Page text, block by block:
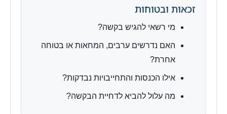
זכאות ובטוחות
מי רשאי להגיש בקשה?
האם נדרשים ערבים, המחאות או בטוחה
אחרת?
אילו הכנסות והתחייבויות נבדקות?
מה עלול להביא לדחיית הבקשה?